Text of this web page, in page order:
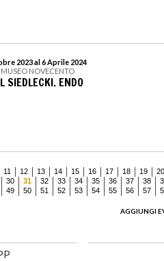
2023 al 6 Aprile 2024
MUSEO NOVECENTO
SIEDLECKI. ENDO
11 12 13 14 15 16 17 18 19
20
30 31 32 33 34 35 36 37 38
49 50 51 52 53 54 55 56 57
AGGIUNGI